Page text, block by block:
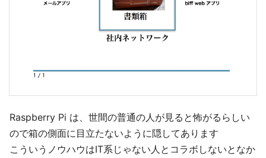
Raspberry Pi は、世間の普通の人が見ると怖がるらしい
ので箱の側面に目立たないように隠してあります
こういうノウハウはIT系じゃない人とコラボしないとなか